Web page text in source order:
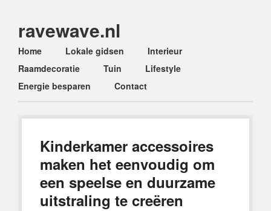
ravewave.nl
Main menu
Skip
to
content
Home Lokale gidsen
Interieur
Raamdecoratie
Tuin
Lifestyle
Energie besparen
Contact
Kinderkamer accessoires
maken het eenvoudig om
een speelse en duurzame
uitstraling te creëren